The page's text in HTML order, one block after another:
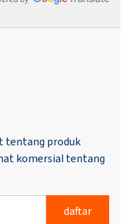
tentang produk
komersial tentang
daftar